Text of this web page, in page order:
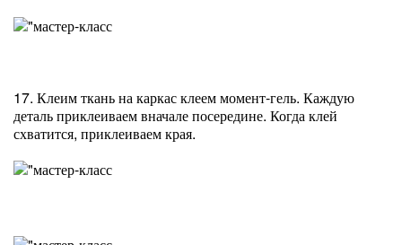
17. Клеим ткань на каркас клеем момент-гель. Каждую
деталь приклеиваем вначале посередине. Когда клей
схватится, приклеиваем края.